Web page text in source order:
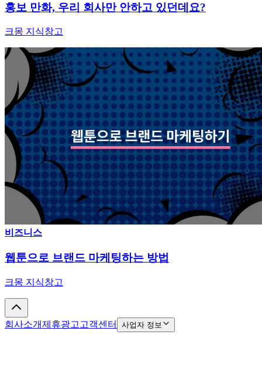
홍보 만화, 우리 회사만 안하고 있던데요?
크몽 지식창고
비즈니스
웹툰으로 브랜드 마케팅하는 방법
크몽 지식창고
회사소개제휴광고 고객센터 사업자 정보